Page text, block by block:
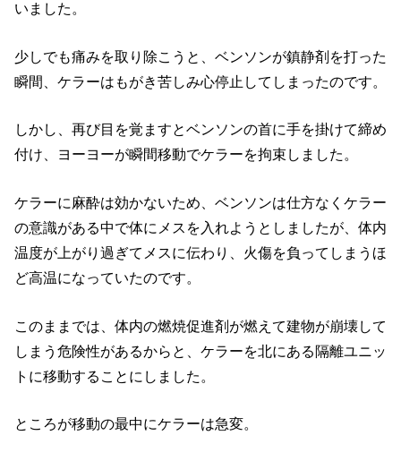
いました。
少しでも痛みを取り除こうと、ベンソンが鎮静剤を打った
瞬間、ケラーはもがき苦しみ心停止してしまったのです。
しかし、再び目を覚ますとベンソンの首に手を掛けて締め
付け、ヨーヨーが瞬間移動でケラーを拘束しました。
ケラーに麻酔は効かないため、ベンソンは仕方なくケラー
の意識がある中で体にメスを入れようとしましたが、体内
温度が上がり過ぎてメスに伝わり、火傷を負ってしまうほ
ど高温になっていたのです。
このままでは、体内の燃焼促進剤が燃えて建物が崩壊して
しまう危険性があるからと、ケラーを北にある隔離ユニッ
トに移動することにしました。
ところが移動の最中にケラーは急変。